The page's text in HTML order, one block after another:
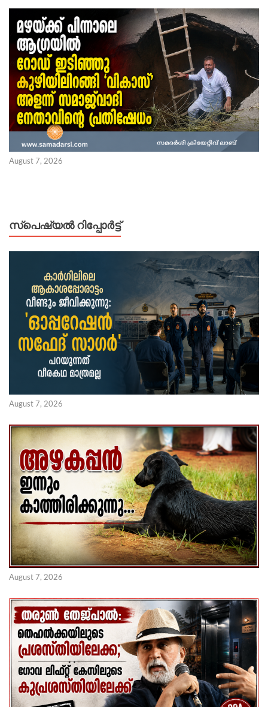
August 7, 2026
സ്പെഷ്യൽ റിപ്പോര്‍ട്ട്
August 7, 2026
August 7, 2026